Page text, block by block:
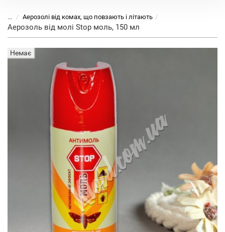
... Аерозолі від комах, що повзають і літають
Аерозоль від молі Stop моль, 150 мл
Немає